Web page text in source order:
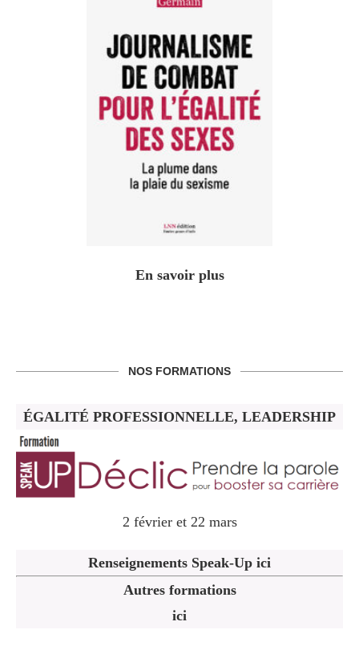
En savoir plus
NOS FORMATIONS
ÉGALITÉ PROFESSIONNELLE, LEADERSHIP
2 février et 22 mars
Renseignements Speak-Up ici
Autres formations
ici